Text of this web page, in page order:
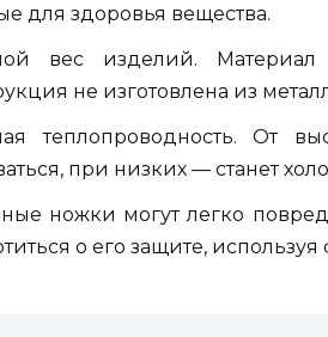
для здоровья вещества.
вес изделий. Материал
не изготовлена из
теплопроводность. От
при низких — станет
ножки могут легко
о его защите,